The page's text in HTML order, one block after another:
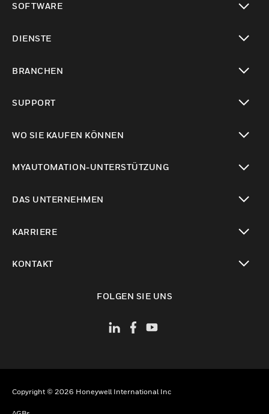
SOFTWARE
DIENSTE
BRANCHEN
SUPPORT
WO SIE KAUFEN KÖNNEN
MYAUTOMATION-UNTERSTÜTZUNG
DAS UNTERNEHMEN
KARRIERE
KONTAKT
FOLGEN SIE UNS
Copyright © 2026 Honeywell International Inc